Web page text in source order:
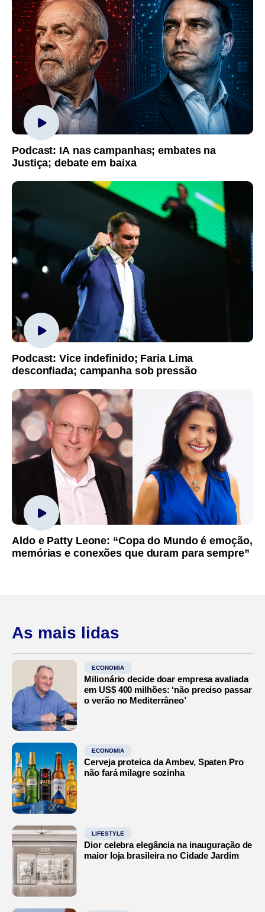
Podcast: IA nas campanhas; embates na
Justiça; debate em baixa
Podcast: Vice indefinido; Faria Lima
desconfiada; campanha sob pressão
Aldo e Patty Leone: “Copa do Mundo é emoção,
memórias e conexões que duram para sempre”
As mais lidas
ECONOMIA
Milionário decide doar empresa avaliada
em US$ 400 milhões: ‘não preciso passar
o verão no Mediterrâneo’
ECONOMIA
Cerveja proteica da Ambev, Spaten Pro
não fará milagre sozinha
LIFESTYLE
Dior celebra elegância na inauguração de
maior loja brasileira no Cidade Jardim